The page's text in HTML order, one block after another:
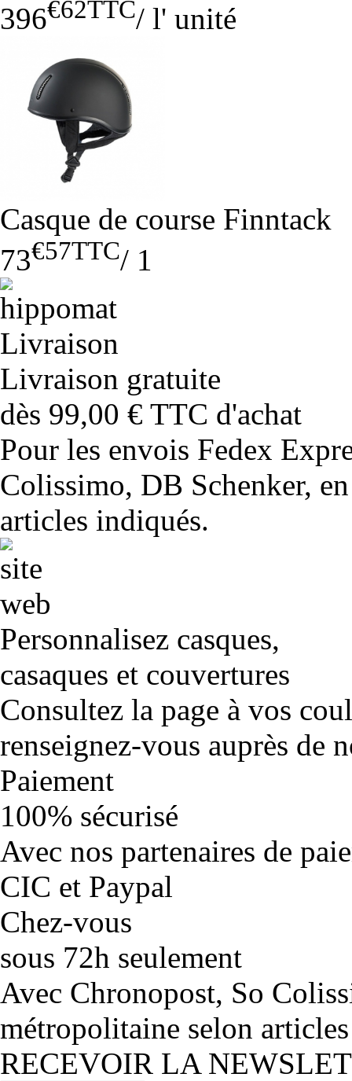
396€62TTC/ l' unité
Casque de course Finntack
73€57TTC/ 1
Livraison gratuite
dès 99,00 € TTC d'achat
Pour les envois Fedex
Colissimo, DB Schenker,
articles indiqués.
Personnalisez casques,
casaques et couvertures
Consultez la page à vos
renseignez-vous auprès de
Paiement
100% sécurisé
Avec nos partenaires de
CIC et Paypal
Chez-vous
sous 72h seulement
Avec Chronopost, So
métropolitaine selon
RECEVOIR LA